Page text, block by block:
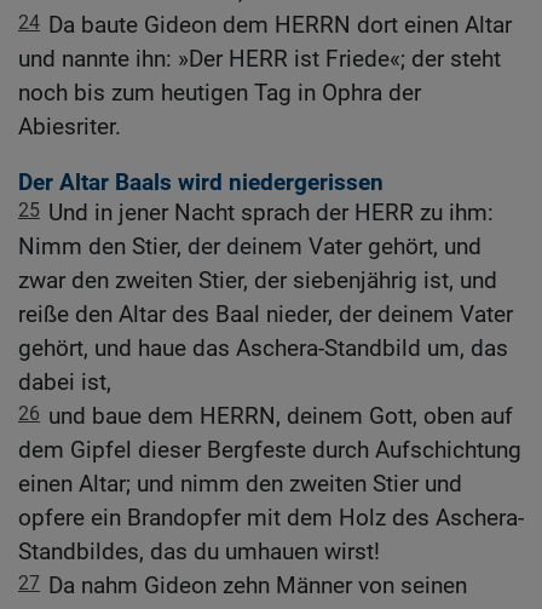
24 Da baute Gideon dem HERRN dort einen Altar
und nannte ihn: »Der HERR ist Friede«; der steht
noch bis zum heutigen Tag in Ophra der
Abiesriter.
Der Altar Baals wird niedergerissen
25 Und in jener Nacht sprach der HERR zu ihm:
Nimm den Stier, der deinem Vater gehört, und
zwar den zweiten Stier, der siebenjährig ist, und
reiße den Altar des Baal nieder, der deinem Vater
gehört, und haue das Aschera-Standbild um, das
dabei ist,
26 und baue dem HERRN, deinem Gott, oben auf
dem Gipfel dieser Bergfeste durch Aufschichtung
einen Altar; und nimm den zweiten Stier und
opfere ein Brandopfer mit dem Holz des Aschera-
Standbildes, das du umhauen wirst!
27 Da nahm Gideon zehn Männer von seinen